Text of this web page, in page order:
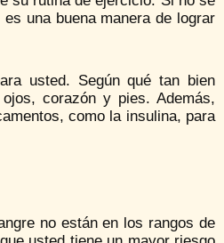
una buena manera de lograr
usted. Según qué tan bien
corazón y pies. Además,
como la insulina, para
no están en los rangos de